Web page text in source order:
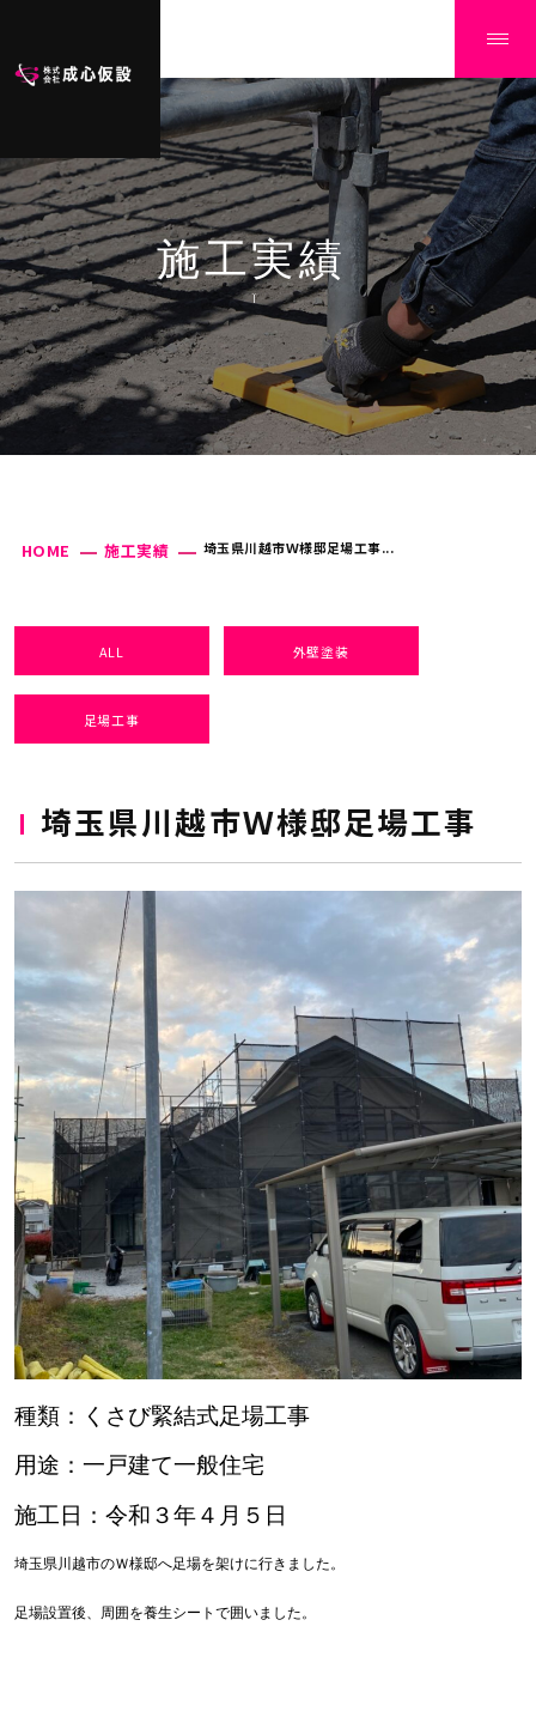
施工実績
Ï
HOME 施工実績 埼玉県川越市Ｗ様邸足場工事...
ALL 外壁塗装
足場工事
埼玉県川越市Ｗ様邸足場工事
種類：くさび緊結式足場工事
用途：一戸建て一般住宅
施工日：令和３年４月５日
埼玉県川越市のＷ様邸へ足場を架けに行きました。
足場設置後、周囲を養生シートで囲いました。